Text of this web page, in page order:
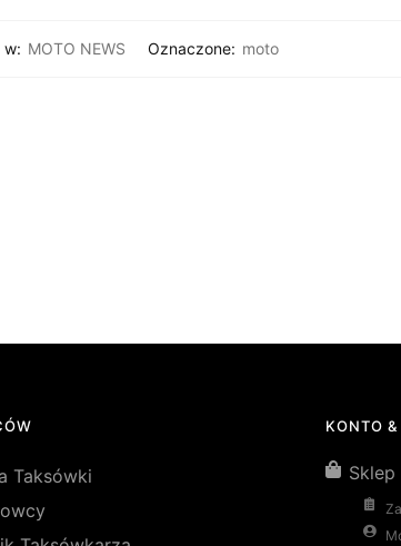
w: MOTO NEWS Oznaczone: moto
Taksówki
KONTO
Sklep